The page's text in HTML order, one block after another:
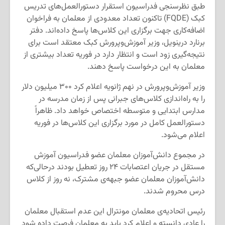
طبق نظرسنجی فدراسیون استقرار دستورالعمل‌های تدریس
کبک (FQDE) تاکنون تعداد معدودی از معلمان به فراخوان
اضافه‌کاری جهت برگزاری این کلاس‌ها پاسخ داده‌اند. دفتر
برنارد درینویل، وزیر آموزش‌وپرورش کبک معتقد است برای
نتیجه‌گیری زود است و انتظار دارد در فوریه تعداد بیشتری از
معلمان به این درخواست پاسخ دهند.
وزیر آموزش‌وپرورش در نهم ژانویه اعلام کرد ۳۰۰ میلیون دلار
را به راه‌اندازی کلاس‌های جبرانی پس از زمان مدرسه در
مدارس ابتدایی و متوسطه اختصاص خواهد داد. ظاهراً
دستورالعمل کامل در مورد برگزاری این کلاس‌ها در فوریه
اعلام می‌شود.
در مجموع دانش‌آموزان معلمان عضو فدراسیون آموزش
مستقل در جریان اعتصابات ۲۴ روز تعطیل بودند درحالی‌که
دانش‌آموزان معلمان عضو جبهه‌ی مشترک، نه روز از کلاس
درس محروم شدند.
رئیس اتحادیه‌ی معلمان مونترال این عدم استقبال معلمان